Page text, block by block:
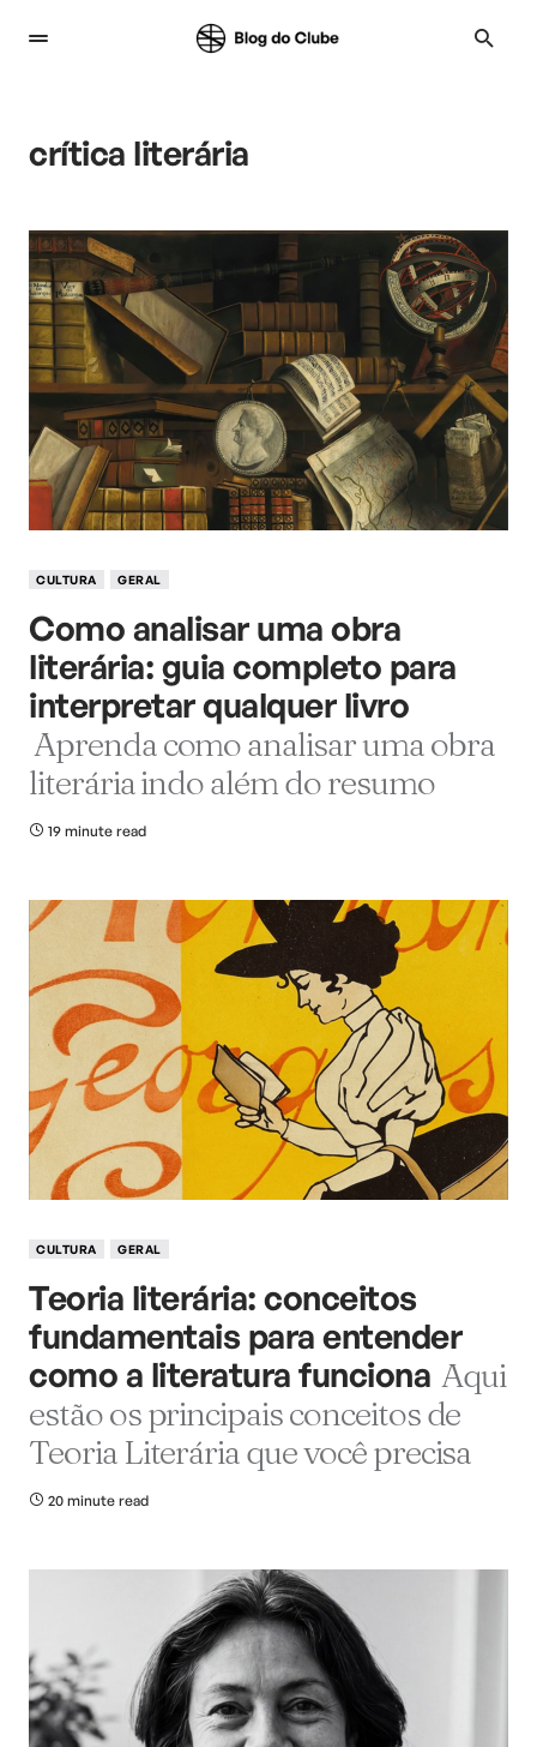
crítica literária
CULTURA GERAL
Como analisar uma obra
literária: guia completo para
interpretar qualquer livro
Aprenda como analisar uma obra
literária indo além do resumo
19 minute read
CULTURA GERAL
Teoria literária: conceitos
fundamentais para entender
como a literatura funciona Aqui
estão os principais conceitos de
Teoria Literária que você precisa
20 minute read